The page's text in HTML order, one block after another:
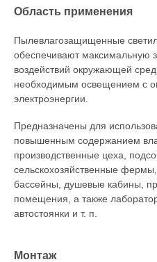
Область применения
Пылевлагозащищенные
обеспечивают максимальную
воздействий окружающей
необходимым освещением с
электроэнергии.
Предназначены для
повышенным содержанием
производственные цеха,
сельскохозяйственные
бассейны, душевые кабины,
помещения, а также
автостоянки и т. п.
Монтаж